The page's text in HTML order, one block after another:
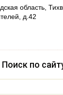
область,
д.42
Поиск по